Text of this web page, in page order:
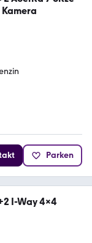
Kamera
Parken
I-Way 4x4